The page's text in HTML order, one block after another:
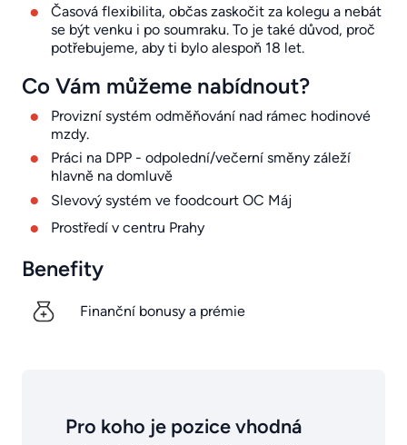
Časová flexibilita, občas zaskočit za kolegu a nebát
se být venku i po soumraku. To je také důvod, proč
potřebujeme, aby ti bylo alespoň 18 let.
Co Vám můžeme nabídnout?
Provizní systém odměňování nad rámec hodinové
mzdy.
Práci na DPP - odpolední/večerní směny záleží
hlavně na domluvě
Slevový systém ve foodcourt OC Máj
Prostředí v centru Prahy
Benefity
Finanční bonusy a prémie
Pro koho je pozice vhodná